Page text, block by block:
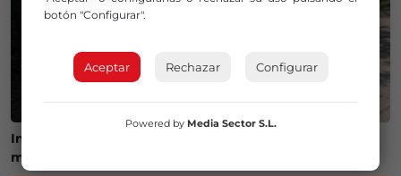
Inician las obras de acondicionamiento de dos
miradores en la Vía Vieja de Lezama
botón "Configurar".
Aceptar Rechazar Configurar
Powered by Media Sector S.L.